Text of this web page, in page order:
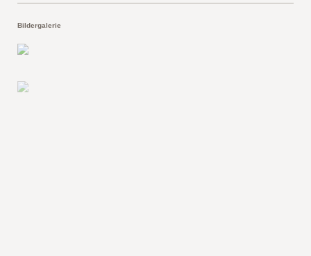
Bildergalerie